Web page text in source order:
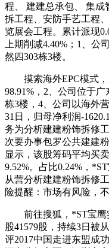
程、 建建总承包、 集成
拆工程、安防手艺工程
览展会工程。累计派现
上期削减4.40%；1、
然四303栋3楼。
摸索海外EPC模式，
98.91%，2、公司位于
栋3楼，4、公司以海外
31日，归母净利润-
务为分析建建粉饰拆修
次要办事包罗公共建建
显示，该股筹码平均买
9.52%。占比0.24%，
从营分析建建粉饰拆修
险提醒：市场有风险，
前往搜狐，*ST宝鹰
股41579股，持续3日被
评2017中国走进东盟成